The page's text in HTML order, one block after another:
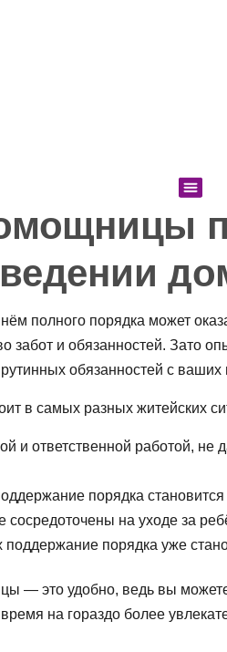
полного порядка может
забот и обязанностей. Зато
обязанностей с
в самых разных житейских
и ответственной работой,
порядка
на уходе за
порядка уже
— это удобно, ведь вы
на гораздо более